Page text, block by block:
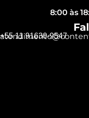
8:00 às
+55 11 91630-9547